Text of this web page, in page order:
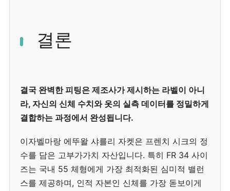
결론
결국 완벽한 피팅은 제조사가 제시하는 라벨이 아니
라, 자신의 신체 수치와 옷의 실측 데이터를 정밀하게
결합하는 과정에서 완성됩니다.
이자벨마랑 에뚜왈 샤를리 자켓은 프렌치 시크의 정
수를 담은 고부가가치 자산입니다. 특히 FR 34 사이
즈는 국내 55 체형에게 가장 최적화된 심미적 밸런
스를 제공하며, 인적 자본인 신체를 가장 돋보이게